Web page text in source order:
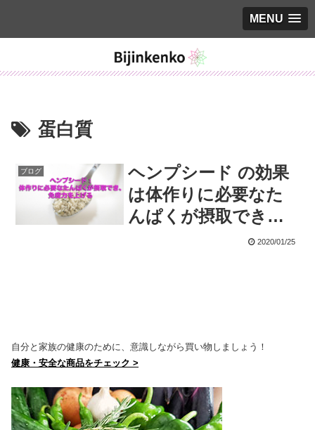
MENU
蛋白質
ブログ
ヘンプシード の効果
は体作りに必要なた
んぱくが摂取でき、
免疫力を上げる
2020/01/25
自分と家族の健康のために、意識しながら買い物しましょう！
健康・安全な商品をチェック >